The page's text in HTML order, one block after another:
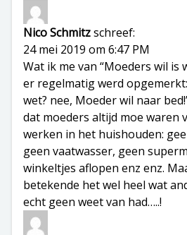
Nico Schmitzschreef:
24 mei 2019 om 6:47 PM
Wat ik me van “Moeders wil is
er regelmatig werd
wet? nee, Moeder wil naar
dat moeders altijd moe waren
werken in het huishouden:
geen vaatwasser, geen
winkeltjes aflopen enz enz.
betekende het wel heel wat
echt geen weet van had…..!